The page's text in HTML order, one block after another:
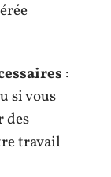
:
si vous
des
travail